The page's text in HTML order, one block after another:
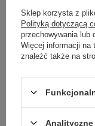
Masz pytanie?
Zadzwoń
+48
sposób prania : pranie
Kod produktu
IT-
Sklep korzysta z
Polityką dotyczącą
przechowywania lub
Więcej informacji na
znaleźć także na